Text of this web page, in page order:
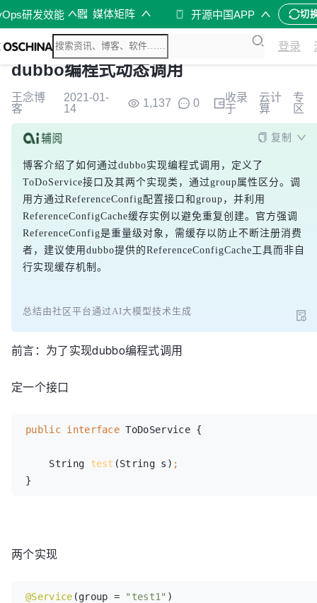
研发效能 媒体矩阵 开源中国APP 切
登录
dubbo编程式动态调用
王念博
客
2021-01-
14
1,137 0
收录
于
云计
算
专
区
复制
博客介绍了如何通过dubbo实现编程式调用，定义了
ToDoService接口及其两个实现类，通过group属性区分。调
用方通过ReferenceConfig配置接口和group，并利用
ReferenceConfigCache缓存实例以避免重复创建。官方强调
ReferenceConfig是重量级对象，需缓存以防止不断注册消费
者，建议使用dubbo提供的ReferenceConfigCache工具而非自
行实现缓存机制。
总结由社区平台通过AI大模型技术生成
前言：为了实现dubbo编程式调用
定一个接口
public interface ToDoService {
    String
test (String s)
}
两个实现
@Service (group = "test1"